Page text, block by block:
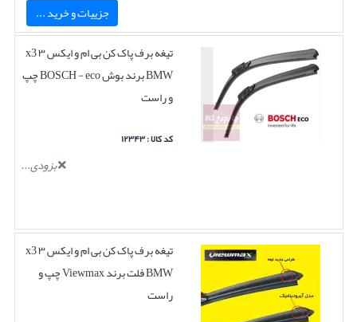
جزییات و خرید ...
تیغه برف پاک کن بی ام و ایکس ۳ x3
BMW برند بوش BOSCH - eco چپ
و راست
کد کالا : ۱۲۳۴۳
بزودی...
تیغه برف پاک کن بی ام و ایکس ۳ x3
BMW فلت برند Viewmax چپ و
راست